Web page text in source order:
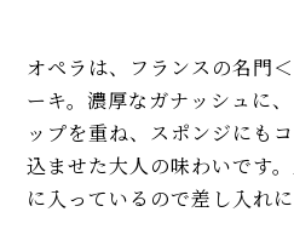
オペラは、フランスの名門
ーキ。濃厚なガナッシュに
ップを重ね、スポンジにも
込ませた大人の味わいです
に入っているので差し入れに